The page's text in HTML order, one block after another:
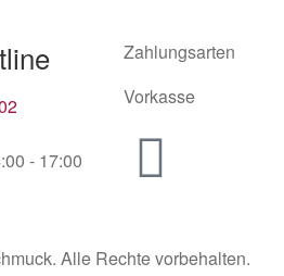
- 17:00
Zahlungsarten
Vorkasse
Alle Rechte vorbehalten.